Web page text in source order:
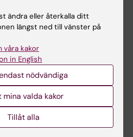
ändra eller återkalla ditt
längst ned till vänster på
våra kakor
in English
nödvändiga
mina valda kakor
Tillåt alla